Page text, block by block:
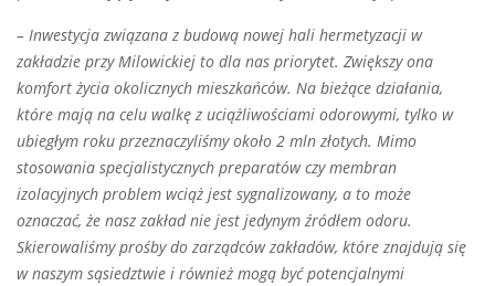
– Inwestycja związana z budową nowej hali hermetyzacji w
zakładzie przy Milowickiej to dla nas priorytet. Zwiększy ona
komfort życia okolicznych mieszkańców. Na bieżące działania,
które mają na celu walkę z uciążliwościami odorowymi, tylko w
ubiegłym roku przeznaczyliśmy około 2 mln złotych. Mimo
stosowania specjalistycznych preparatów czy membran
izolacyjnych problem wciąż jest sygnalizowany, a to może
oznaczać, że nasz zakład nie jest jedynym źródłem odoru.
Skierowaliśmy prośby do zarządców zakładów, które znajdują się
w naszym sąsiedztwie i również mogą być potencjalnymi